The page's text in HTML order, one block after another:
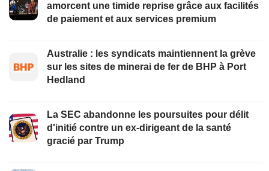
amorcent une timide reprise grâce aux facilités
de paiement et aux services premium
Australie : les syndicats maintiennent la grève
sur les sites de minerai de fer de BHP à Port
Hedland
La SEC abandonne les poursuites pour délit
d'initié contre un ex-dirigeant de la santé
gracié par Trump